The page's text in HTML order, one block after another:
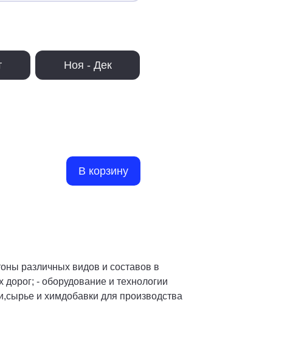
Ноя - Дек
В корзину
различных видов и составов в
- оборудование и технологии
и химдобавки для производства